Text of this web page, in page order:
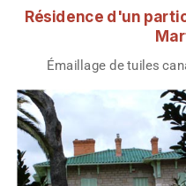
Résidence d'un
Émaillage de tuiles